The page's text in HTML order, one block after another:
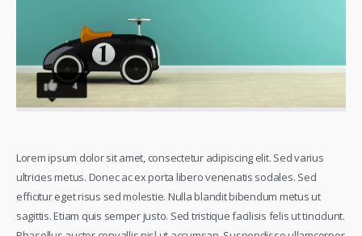
4
Lorem ipsum dolor sit amet, consectetur adipiscing elit. Sed varius
ultricies metus. Donec ac ex porta libero venenatis sodales. Sed
efficitur eget risus sed molestie. Nulla blandit bibendum metus ut
sagittis. Etiam quis semper justo. Sed tristique facilisis felis ut tincidunt.